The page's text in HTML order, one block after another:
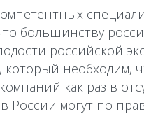
большинству
российской
необходим,
как раз в
могут по